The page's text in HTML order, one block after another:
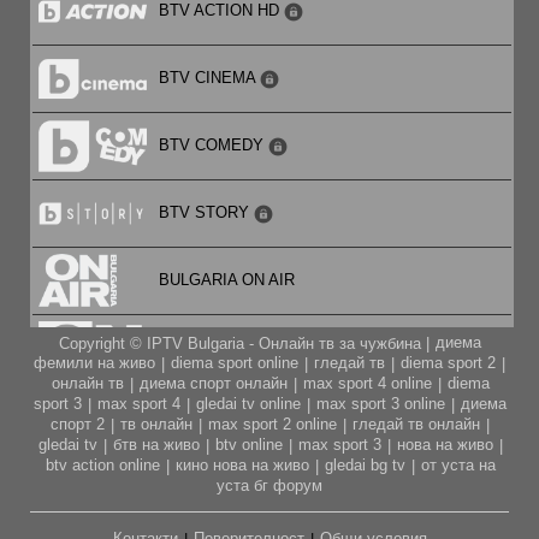
16:00
Операция История – предаване с Росен Петров /п./
15:45
Телепазарен прозорец
15:30
15:15
Телепазарен прозорец
14:15
България сутрин в неделя с Мария Константинова и
Виктор Дремсизов /п./
14:00
Телепазарен прозорец
BTV ACTION HD
BTV CINEMA
BTV COMEDY
BTV STORY
BULGARIA ON AIR
CARTOON NETWORK
CITY TV
CODE FASHION TV HD
Copyright © IPTV Bulgaria - Онлайн тв за чужбина | диема
фемили на живо
diema sport online гледай тв diema sport 2
онлайн тв
диема спорт онлайн max sport 4 online
diema
sport 3
max sport 4 gledai tv online max sport 3 online
диема
спорт 2
тв онлайн max sport 2 online гледай тв онлайн
gledai tv
бтв на живо btv online max sport 3 нова на живо
btv action online
кино нова на живо gledai bg tv
от уста на
уста бг форум